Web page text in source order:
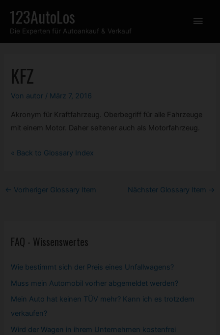
Inhalt
springen
123AutoLos
Die Experten für Autoankauf & Verkauf
KFZ
Von autor / März 7, 2016
Akronym für Kraftfahrzeug. Oberbegriff für alle Fahrzeuge
mit einem Motor. Daher seltener auch als Motorfahrzeug.
« Back to Glossary Index
Post
← Vorheriger Glossary Item Nächster Glossary Item →
FAQ - Wissenswertes
Wie bestimmt sich der Preis eines Unfallwagens?
Muss mein Automobil vorher abgemeldet werden?
Mein Auto hat keinen TÜV mehr? Kann ich es trotzdem
verkaufen?
Wird der Wagen in ihrem Unternehmen kostenfrei